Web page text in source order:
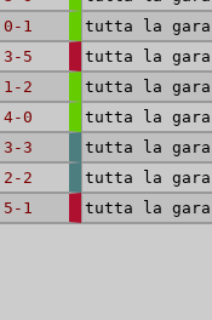
0-1
tutta la gara
3-5
tutta la gara
1-2
tutta la gara
4-0
tutta la gara
3-3
tutta la gara
2-2
tutta la gara
5-1 tutta la gara